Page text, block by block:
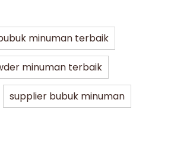
minuman terbaik
minuman terbaik
supplier bubuk minuman